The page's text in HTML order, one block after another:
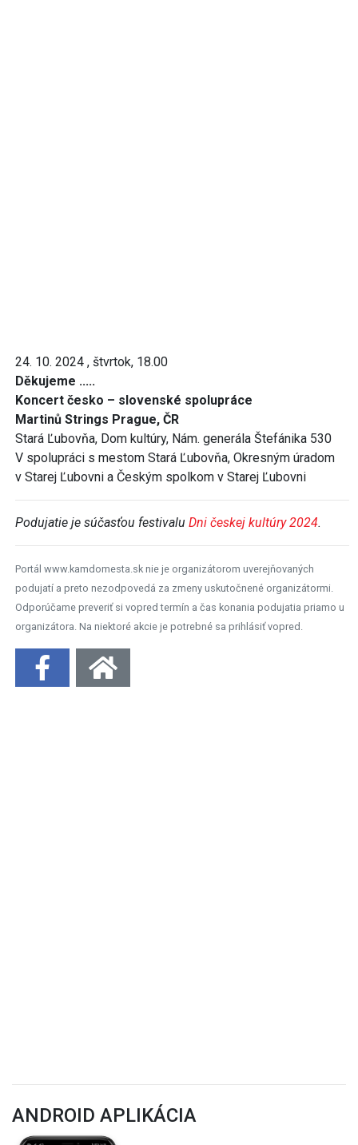
24. 10. 2024 , štvrtok, 18.00
Děkujeme .....
Koncert česko – slovenské spolupráce
Martinů Strings Prague, ČR
Stará Ľubovňa, Dom kultúry, Nám. generála Štefánika 530
V spolupráci s mestom Stará Ľubovňa, Okresným úradom
v Starej Ľubovni a Českým spolkom v Starej Ľubovni
Podujatie je súčasťou festivalu Dni českej kultúry 2024.
Portál www.kamdomesta.sk nie je organizátorom uverejňovaných
podujatí a preto nezodpovedá za zmeny uskutočnené organizátormi.
Odporúčame preveriť si vopred termín a čas konania podujatia priamo u
organizátora. Na niektoré akcie je potrebné sa prihlásiť vopred.
ANDROID APLIKÁCIA